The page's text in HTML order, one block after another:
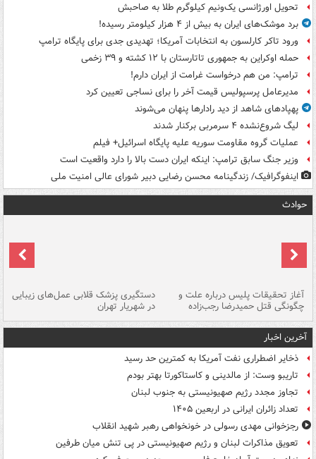
تحویل اورژانسی یک‌ونیم کیلوگرم طلا به صاحبش
برد موشک‌های ایران به بیش از ۴ هزار کیلومتر رسیده!
ورود تاکر کارلسون به انتخابات آمریکا؛ تهدیدی جدی برای پایگاه ترامپ
حمله اوکراین به جمهوری تاتارستان با ۱۲ کشته و ۳۹ زخمی
ترامپ: من هم درخواست غرامت از ایران دارم!
مدیرعامل پرسپولیس قیمت آخر را برای نساجی تعیین کرد
پهپادهای شاهد از دید رادارها پنهان می‌شوند
لیگ شروع‌نشده ۴ سرمربی برکنار شدند
عملیات گروه مقاومت سوریه علیه پایگاه اسرائیل+ فیلم
وزیر جنگ سابق ترامپ: اینکه ایران دست بالا را دارد واقعیت است
اینفوگرافیک/ زندگینامه محسن رضایی دبیر شورای عالی امنیت‌ ملی
حوادث
آغاز تحقیقات پلیس درباره علت و
چگونگی قتل حمیدرضا رجب‌زاده
دستگیری پزشک قلابی عمل‌های زیبایی
در شهریار تهران
آخرین اخبار
ذخایر اضطراری نفت آمریکا به کمترین حد رسید
تاریبو وست: از مالدینی و کاستاکورتا بهتر بودم
تجاوز مجدد رژیم صهیونیستی به جنوب لبنان
تعداد زائران ایرانی در اربعین ۱۴۰۵
رجزخوانی مهدی رسولی در خونخواهی رهبر شهید انقلاب
تعویق مذاکرات لبنان و رژیم صهیونیستی در پی تنش میان طرفین